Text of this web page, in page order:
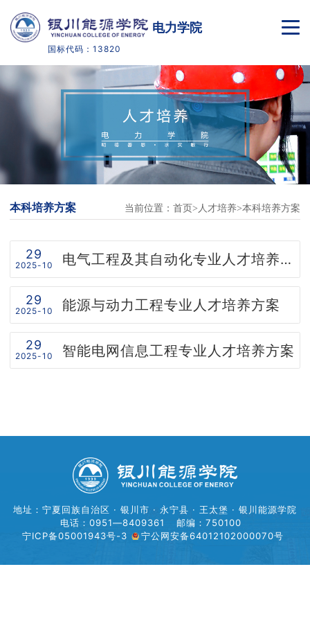
电力学院
国标代码：13820
学校概况
专业介绍
教学科研
党建工作
学生工作
院企合作
资源下载
本科培养方案 当前位置： 首页 人才培养 本科培养方案
29
2025-10 电气工程及其自动化专业人才培养方案
29
2025-10 能源与动力工程专业人才培养方案
29
2025-10 智能电网信息工程专业人才培养方案
地址：宁夏回族自治区 · 银川市 · 永宁县 · 王太堡 · 银川能源学院
电话：0951—8409361
邮编：750100
宁ICP备05001943号-3
宁公网安备64012102000070号